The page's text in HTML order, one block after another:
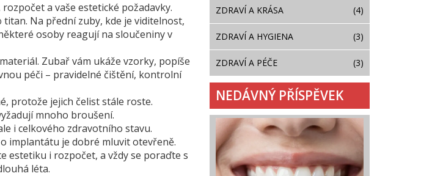
a vaše estetické požadavky.
Na přední zuby, kde je viditelnost,
osoby reagují na sloučeniny v
Zubař vám ukáže vzorky, popíše
péči – pravidelné čištění, kontrolní
protože jejich čelist stále roste.
mnoho broušení.
i celkového zdravotního stavu.
implantátu je dobré mluvit otevřeně.
estetiku i rozpočet, a vždy se poraďte s
léta.
ZDRAVÍ A KRÁSA (4)
ZDRAVÍ A HYGIENA (3)
ZDRAVÍ A PÉČE (3)
NEDÁVNÝ PŘÍSPĚVEK